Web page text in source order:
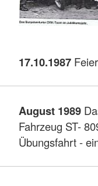
17.10.1987
August 1989
Fahrzeug ST-
Übungsfahrt -